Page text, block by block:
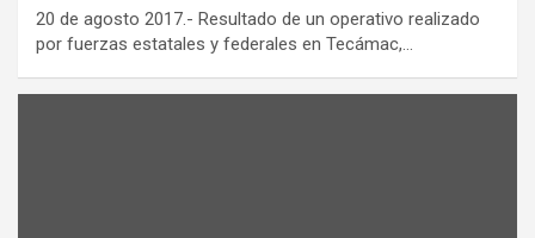
20 de agosto 2017.- Resultado de un operativo realizado
por fuerzas estatales y federales en Tecámac,…